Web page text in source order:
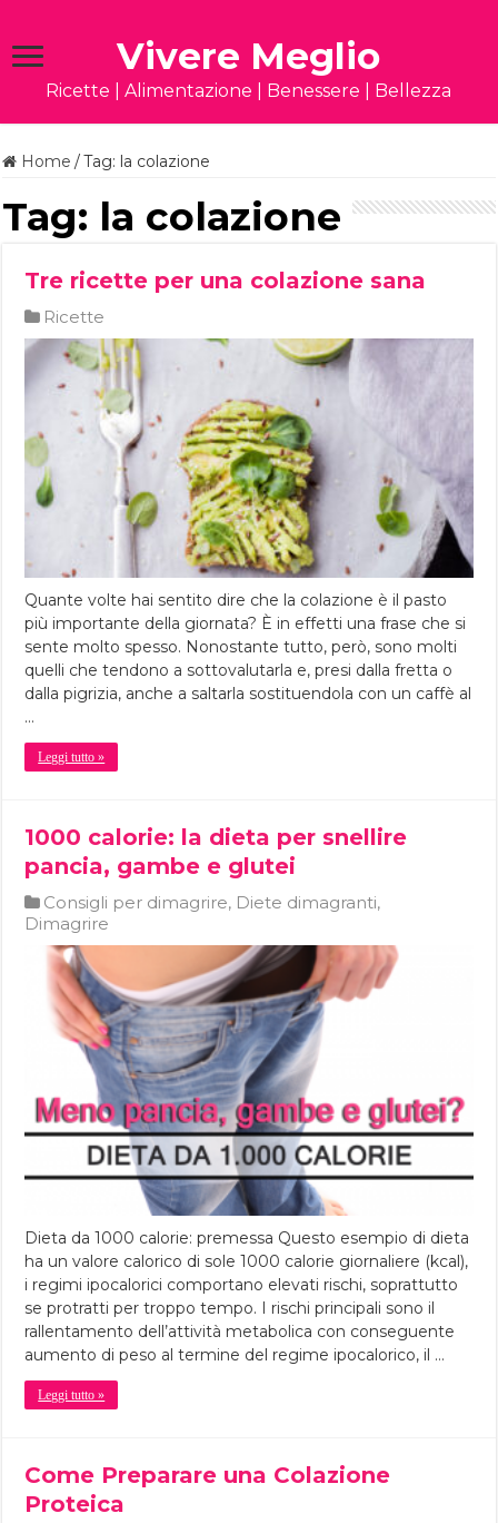
Vivere Meglio
Ricette | Alimentazione | Benessere | Bellezza
Home /Tag: la colazione
Tag: la colazione
Tre ricette per una colazione sana
Ricette
Quante volte hai sentito dire che la colazione è il pasto
più importante della giornata? È in effetti una frase che si
sente molto spesso. Nonostante tutto, però, sono molti
quelli che tendono a sottovalutarla e, presi dalla fretta o
dalla pigrizia, anche a saltarla sostituendola con un caffè al
…
Leggi tutto »
1000 calorie: la dieta per snellire
pancia, gambe e glutei
Consigli per dimagrire, Diete dimagranti,
Dimagrire
Dieta da 1000 calorie: premessa Questo esempio di dieta
ha un valore calorico di sole 1000 calorie giornaliere (kcal),
i regimi ipocalorici comportano elevati rischi, soprattutto
se protratti per troppo tempo. I rischi principali sono il
rallentamento dell’attività metabolica con conseguente
aumento di peso al termine del regime ipocalorico, il …
Leggi tutto »
Come Preparare una Colazione
Proteica